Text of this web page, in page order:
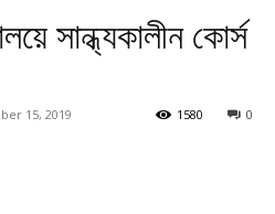
সান্ধ্যকালীন কোর্স
15, 2019 0
1580